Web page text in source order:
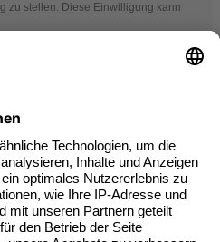
zu stellen. Diese Einwilligung kann
*Pflichtfelder